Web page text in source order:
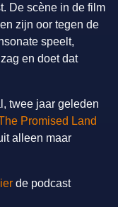
De scène in de film
zijn oor tegen de
speelt,
en doet dat
twee jaar geleden
Promised Land
alleen maar
de podcast